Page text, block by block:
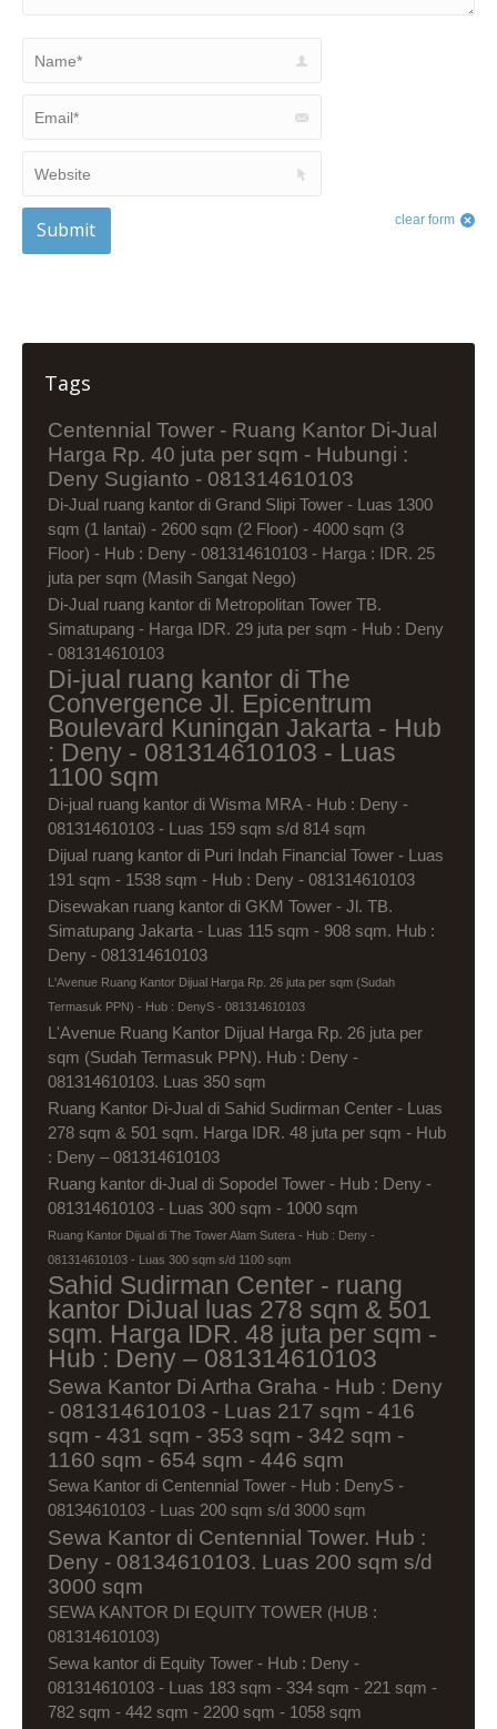
clear form
Submit
Tags
Centennial Tower - Ruang Kantor Di-Jual
Harga Rp. 40 juta per sqm - Hubungi :
Deny Sugianto - 081314610103
Di-Jual ruang kantor di Grand Slipi Tower - Luas 1300
sqm (1 lantai) - 2600 sqm (2 Floor) - 4000 sqm (3
Floor) - Hub : Deny - 081314610103 - Harga : IDR. 25
juta per sqm (Masih Sangat Nego)
Di-Jual ruang kantor di Metropolitan Tower TB.
Simatupang - Harga IDR. 29 juta per sqm - Hub : Deny
- 081314610103
Di-jual ruang kantor di The
Convergence Jl. Epicentrum
Boulevard Kuningan Jakarta - Hub
: Deny - 081314610103 - Luas
1100 sqm
Di-jual ruang kantor di Wisma MRA - Hub : Deny -
081314610103 - Luas 159 sqm s/d 814 sqm
Dijual ruang kantor di Puri Indah Financial Tower - Luas
191 sqm - 1538 sqm - Hub : Deny - 081314610103
Disewakan ruang kantor di GKM Tower - Jl. TB.
Simatupang Jakarta - Luas 115 sqm - 908 sqm. Hub :
Deny - 081314610103
L'Avenue Ruang Kantor Dijual Harga Rp. 26 juta per sqm (Sudah
Termasuk PPN) - Hub : DenyS - 081314610103
L'Avenue Ruang Kantor Dijual Harga Rp. 26 juta per
sqm (Sudah Termasuk PPN). Hub : Deny -
081314610103. Luas 350 sqm
Ruang Kantor Di-Jual di Sahid Sudirman Center - Luas
278 sqm & 501 sqm. Harga IDR. 48 juta per sqm - Hub
: Deny – 081314610103
Ruang kantor di-Jual di Sopodel Tower - Hub : Deny -
081314610103 - Luas 300 sqm - 1000 sqm
Ruang Kantor Dijual di The Tower Alam Sutera - Hub : Deny -
081314610103 - Luas 300 sqm s/d 1100 sqm
Sahid Sudirman Center - ruang
kantor DiJual luas 278 sqm & 501
sqm. Harga IDR. 48 juta per sqm -
Hub : Deny – 081314610103
Sewa Kantor Di Artha Graha - Hub : Deny
- 081314610103 - Luas 217 sqm - 416
sqm - 431 sqm - 353 sqm - 342 sqm -
1160 sqm - 654 sqm - 446 sqm
Sewa Kantor di Centennial Tower - Hub : DenyS -
08134610103 - Luas 200 sqm s/d 3000 sqm
Sewa Kantor di Centennial Tower. Hub :
Deny - 08134610103. Luas 200 sqm s/d
3000 sqm
SEWA KANTOR DI EQUITY TOWER (HUB :
081314610103)
Sewa kantor di Equity Tower - Hub : Deny -
081314610103 - Luas 183 sqm - 334 sqm - 221 sqm -
782 sqm - 442 sqm - 2200 sqm - 1058 sqm